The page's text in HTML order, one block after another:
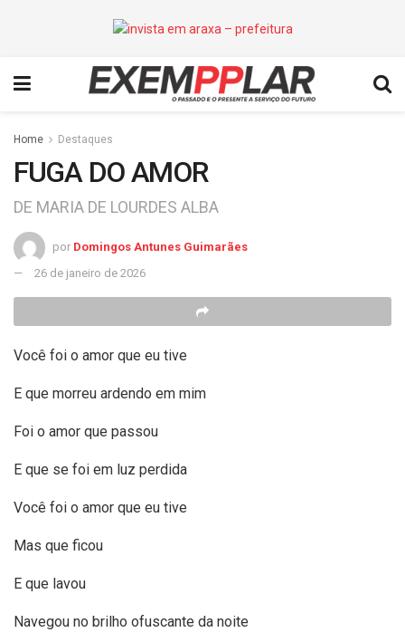
Home Destaques
FUGA DO AMOR
DE MARIA DE LOURDES ALBA
por Domingos Antunes Guimarães
26 de janeiro de 2026
Você foi o amor que eu tive
E que morreu ardendo em mim
Foi o amor que passou
E que se foi em luz perdida
Você foi o amor que eu tive
Mas que ficou
E que lavou
Navegou no brilho ofuscante da noite